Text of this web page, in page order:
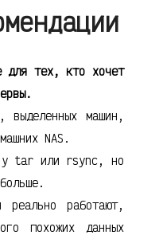
для тех, кто хочет
выделенных машин,
NAS.
у tar или rsync, но
реально работают,
похожих данных